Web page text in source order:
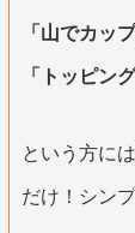
「山でカッ
「トッピン
という方に
だけ！シン